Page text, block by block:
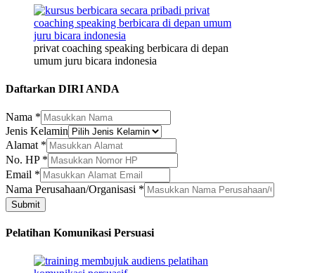
privat coaching speaking berbicara di depan
umum juru bicara indonesia
Daftarkan DIRI ANDA
Nama *
Jenis Kelamin
Alamat *
No. HP *
Email *
Perusahaan/Organisasi
Jenis
Alamat
Nama Perusahaan/Organisasi *
Submit
Pelatihan Komunikasi Persuasi